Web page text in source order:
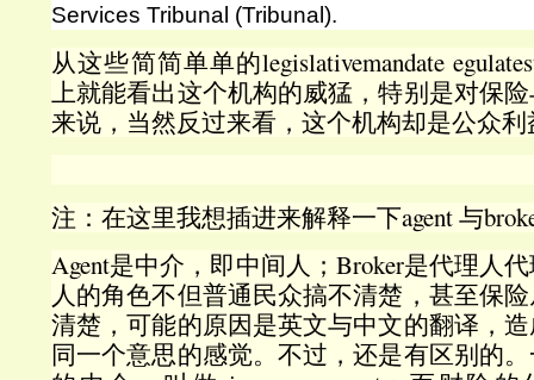
Services Tribunal (Tribunal).
从这些简简单单的legislativemandate
上就能看出这个机构的威猛，特别是对保
来说，当然反过来看，这个机构却是公众
注：在这里我想插进来解释一下agent 与
Agent是中介，即中间人；Broker是代理人
人的角色不但普通民众搞不清楚，甚至保
清楚，可能的原因是英文与中文的翻译，
同一个意思的感觉。不过，还是有区别的